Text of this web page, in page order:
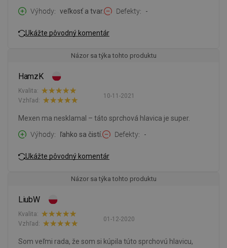
Výhody
veľkosť a tvar. Defekty -
Ukážte pôvodný komentár
Názor sa týka tohto produktu
HamzK
10-11-2021
Kvalita:
Vzhľad:
Mexen ma nesklamal – táto sprchová hlavica je super.
Výhody
ľahko sa čistí. Defekty -
Ukážte pôvodný komentár
Názor sa týka tohto produktu
LiubW
01-12-2020
Kvalita:
Vzhľad:
Som veľmi rada, že som si kúpila túto sprchovú hlavicu,